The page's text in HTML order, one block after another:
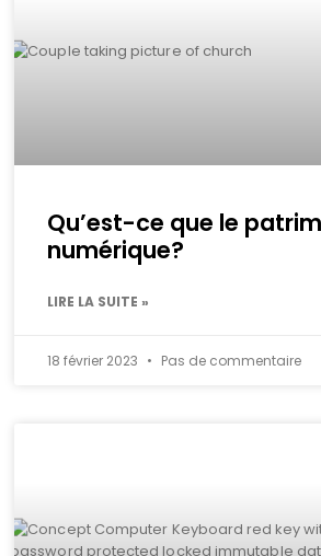
Qu’est-ce que le
numérique?
LIRE LA SUITE »
18 février 2023 Pas de commentaire